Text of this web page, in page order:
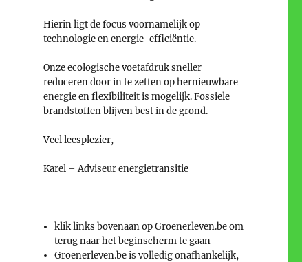
Hierin ligt de focus voornamelijk op
technologie en energie-efficiëntie.
Onze ecologische voetafdruk sneller
reduceren door in te zetten op hernieuwbare
energie en flexibiliteit is mogelijk. Fossiele
brandstoffen blijven best in de grond.
Veel leesplezier,
Karel – Adviseur energietransitie
klik links bovenaan op Groenerleven.be om
terug naar het beginscherm te gaan
Groenerleven.be is volledig onafhankelijk,